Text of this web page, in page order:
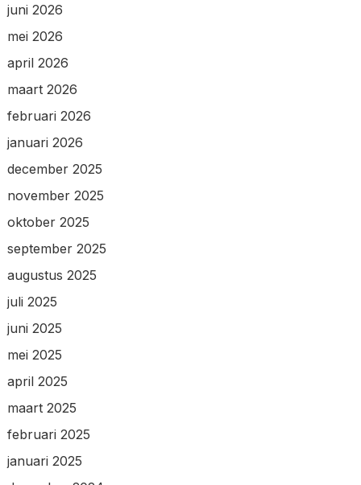
juni 2026
mei 2026
april 2026
maart 2026
februari 2026
januari 2026
december 2025
november 2025
oktober 2025
september 2025
augustus 2025
juli 2025
juni 2025
mei 2025
april 2025
maart 2025
februari 2025
januari 2025